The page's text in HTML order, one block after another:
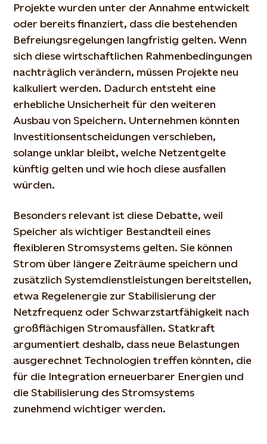
Projekte wurden unter der Annahme entwickelt
oder bereits finanziert, dass die bestehenden
Befreiungsregelungen langfristig gelten. Wenn
sich diese wirtschaftlichen Rahmenbedingungen
nachträglich verändern, müssen Projekte neu
kalkuliert werden. Dadurch entsteht eine
erhebliche Unsicherheit für den weiteren
Ausbau von Speichern. Unternehmen könnten
Investitionsentscheidungen verschieben,
solange unklar bleibt, welche Netzentgelte
künftig gelten und wie hoch diese ausfallen
würden.
Besonders relevant ist diese Debatte, weil
Speicher als wichtiger Bestandteil eines
flexibleren Stromsystems gelten. Sie können
Strom über längere Zeiträume speichern und
zusätzlich Systemdienstleistungen bereitstellen,
etwa Regelenergie zur Stabilisierung der
Netzfrequenz oder Schwarzstartfähigkeit nach
großflächigen Stromausfällen. Statkraft
argumentiert deshalb, dass neue Belastungen
ausgerechnet Technologien treffen könnten, die
für die Integration erneuerbarer Energien und
die Stabilisierung des Stromsystems
zunehmend wichtiger werden.